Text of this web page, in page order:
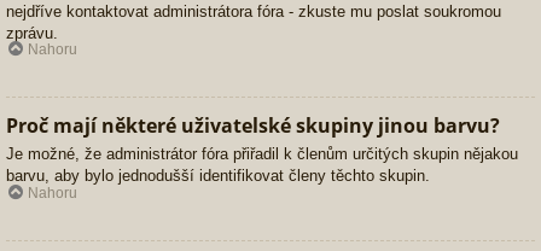
nejdříve kontaktovat administrátora fóra - zkuste mu poslat soukromou
zprávu.
Nahoru
Proč mají některé uživatelské skupiny jinou barvu?
Je možné, že administrátor fóra přiřadil k členům určitých skupin nějakou
barvu, aby bylo jednodušší identifikovat členy těchto skupin.
Nahoru